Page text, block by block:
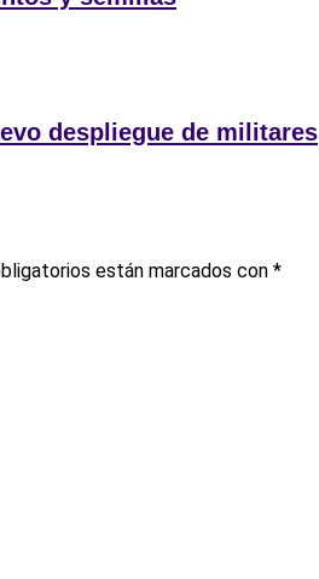
despliegue de militares
están marcados con *